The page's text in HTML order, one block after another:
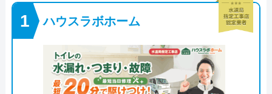
ハウスラボホーム